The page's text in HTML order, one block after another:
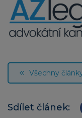
Všechny
Sdílet článek: